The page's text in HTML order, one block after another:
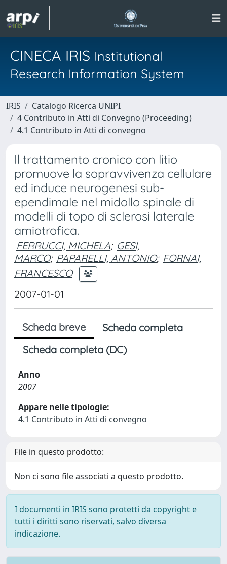
CINECA IRIS Institutional
Research Information System
IRIS
Catalogo Ricerca UNIPI
4 Contributo in Atti di Convegno (Proceeding)
4.1 Contributo in Atti di convegno
Il trattamento cronico con litio
promuove la sopravvivenza cellulare
ed induce neurogenesi sub-
ependimale nel midollo spinale di
modelli di topo di sclerosi laterale
amiotrofica.
FERRUCCI, MICHELA; GESI,
MARCO; PAPARELLI, ANTONIO; FORNAI,
FRANCESCO
2007-01-01
Scheda breve
Scheda completa
Scheda completa (DC)
Anno
2007
Appare nelle tipologie:
4.1 Contributo in Atti di convegno
File in questo prodotto:
Non ci sono file associati a questo prodotto.
I documenti in IRIS sono protetti da copyright e
tutti i diritti sono riservati, salvo diversa
indicazione.